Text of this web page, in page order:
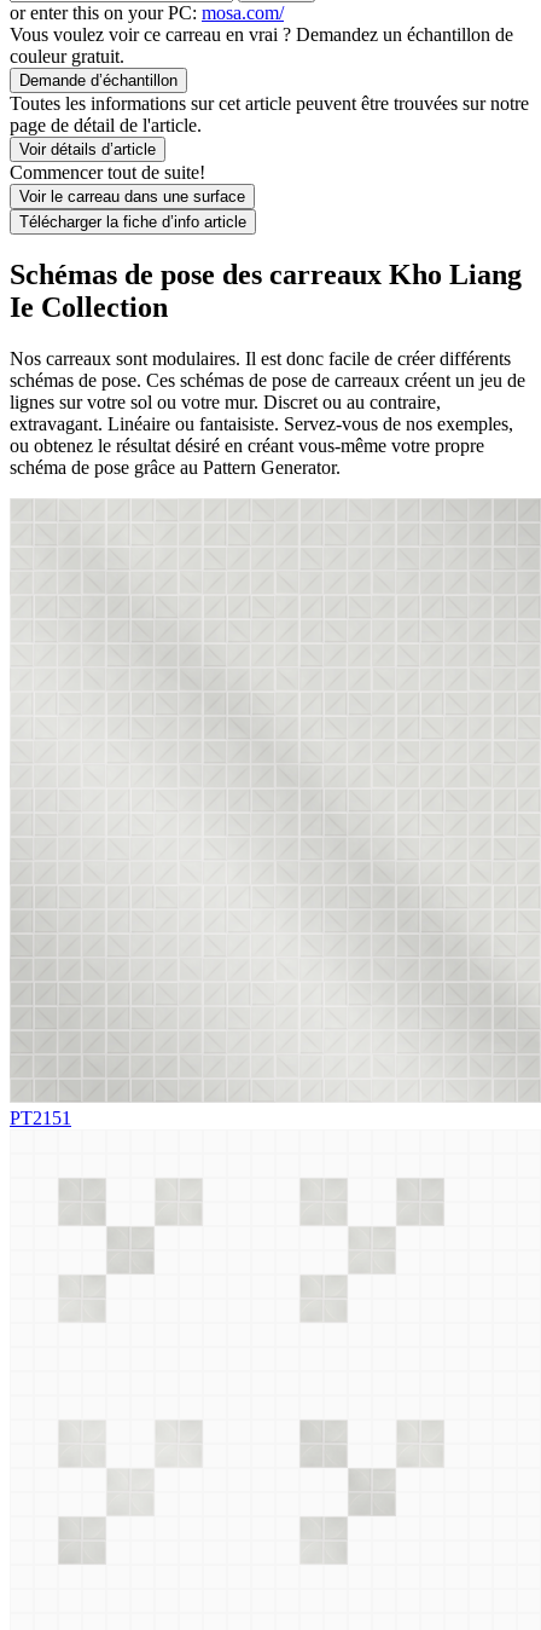
or enter this on your PC: mosa.com/
Vous voulez voir ce carreau en vrai ? Demandez un échantillon de
couleur gratuit.
Demande d’échantillon
Toutes les informations sur cet article peuvent être trouvées sur notre
page de détail de l'article.
Voir détails d’article
Commencer tout de suite!
Voir le carreau dans une surface
Télécharger la fiche d’info article
Schémas de pose des carreaux Kho Liang
Ie Collection
Nos carreaux sont modulaires. Il est donc facile de créer différents
schémas de pose. Ces schémas de pose de carreaux créent un jeu de
lignes sur votre sol ou votre mur. Discret ou au contraire,
extravagant. Linéaire ou fantaisiste. Servez-vous de nos exemples,
ou obtenez le résultat désiré en créant vous-même votre propre
schéma de pose grâce au Pattern Generator.
PT2151